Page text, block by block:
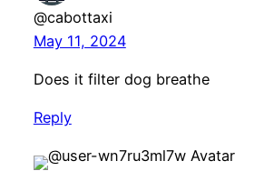
@cabottaxi
May 11, 2024
Does it filter dog breathe
Reply